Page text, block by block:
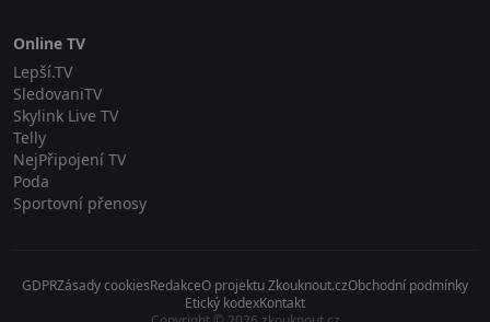
Online TV
Lepší.TV
SledovaniTV
Skylink Live TV
Telly
NejPřipojení TV
Poda
Sportovní přenosy
GDPRZásady cookiesRedakceO projektu Zkouknout.czObchodní podmínky
Etický kodexKontakt